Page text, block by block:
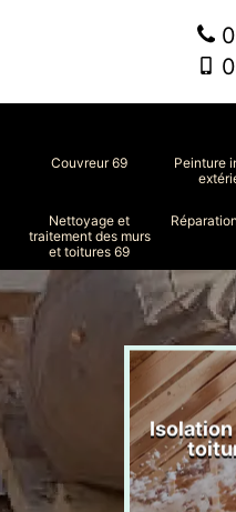
Couvreur 69
Peinture
Nettoyage et
traitement des murs
et toitures 69
de
69